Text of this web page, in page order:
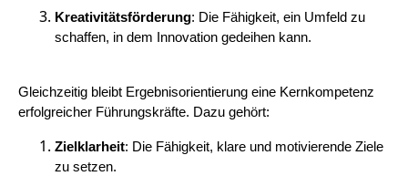
Kreativitätsförderung: Die Fähigkeit, ein Umfeld zu
schaffen, in dem Innovation gedeihen kann.
Gleichzeitig bleibt Ergebnisorientierung eine Kernkompetenz
erfolgreicher Führungskräfte. Dazu gehört:
Zielklarheit: Die Fähigkeit, klare und motivierende Ziele
zu setzen.